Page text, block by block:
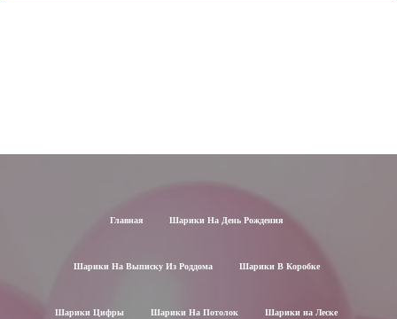
Главная Шарики На День Рождения
Шарики На Выписку Из Роддома Шарики В Коробке
Шарики Цифры Шарики На Потолок Шарики на Леске